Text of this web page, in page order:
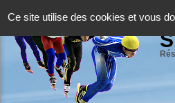
Ce site utilise des cookies et vous